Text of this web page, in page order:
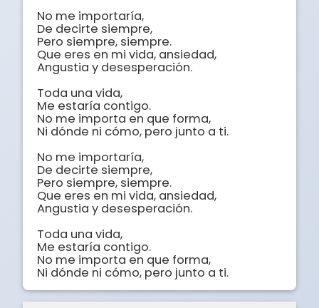
No me importaría,
De decirte siempre,
Pero siempre, siempre.
Que eres en mi vida, ansiedad,
Angustia y desesperación.
Toda una vida,
Me estaría contigo.
No me importa en que forma,
Ni dónde ni cómo, pero junto a ti.
No me importaría,
De decirte siempre,
Pero siempre, siempre.
Que eres en mi vida, ansiedad,
Angustia y desesperación.
Toda una vida,
Me estaría contigo.
No me importa en que forma,
Ni dónde ni cómo, pero junto a ti.